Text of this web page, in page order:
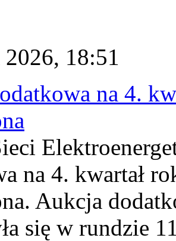
2026, 18:51
na 4.
na 4. kwartał
Aukcja
się w rundzie